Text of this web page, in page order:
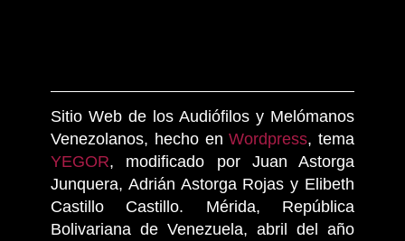
Sitio Web de los Audiófilos y Melómanos
Venezolanos, hecho enWordpress, tema
YEGOR, modificado por Juan Astorga
Junquera, Adrián Astorga Rojas y Elibeth
Castillo Castillo. Mérida, República
Bolivariana de Venezuela, abril del año